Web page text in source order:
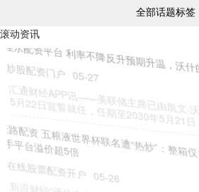
全部话题标签
滚动资讯
佳永配资平台 利率不降反升预期升温，沃什
炒股配资门户
05-27
汇通财经APP讯——美联储主席已由凯文·沃
5月22日宣誓就任，任期至2030年5月21日
E路配资 五粮液世界杯联名遭“热炒”：整箱
手平台溢价超5倍
在线股票配资开户
05-26